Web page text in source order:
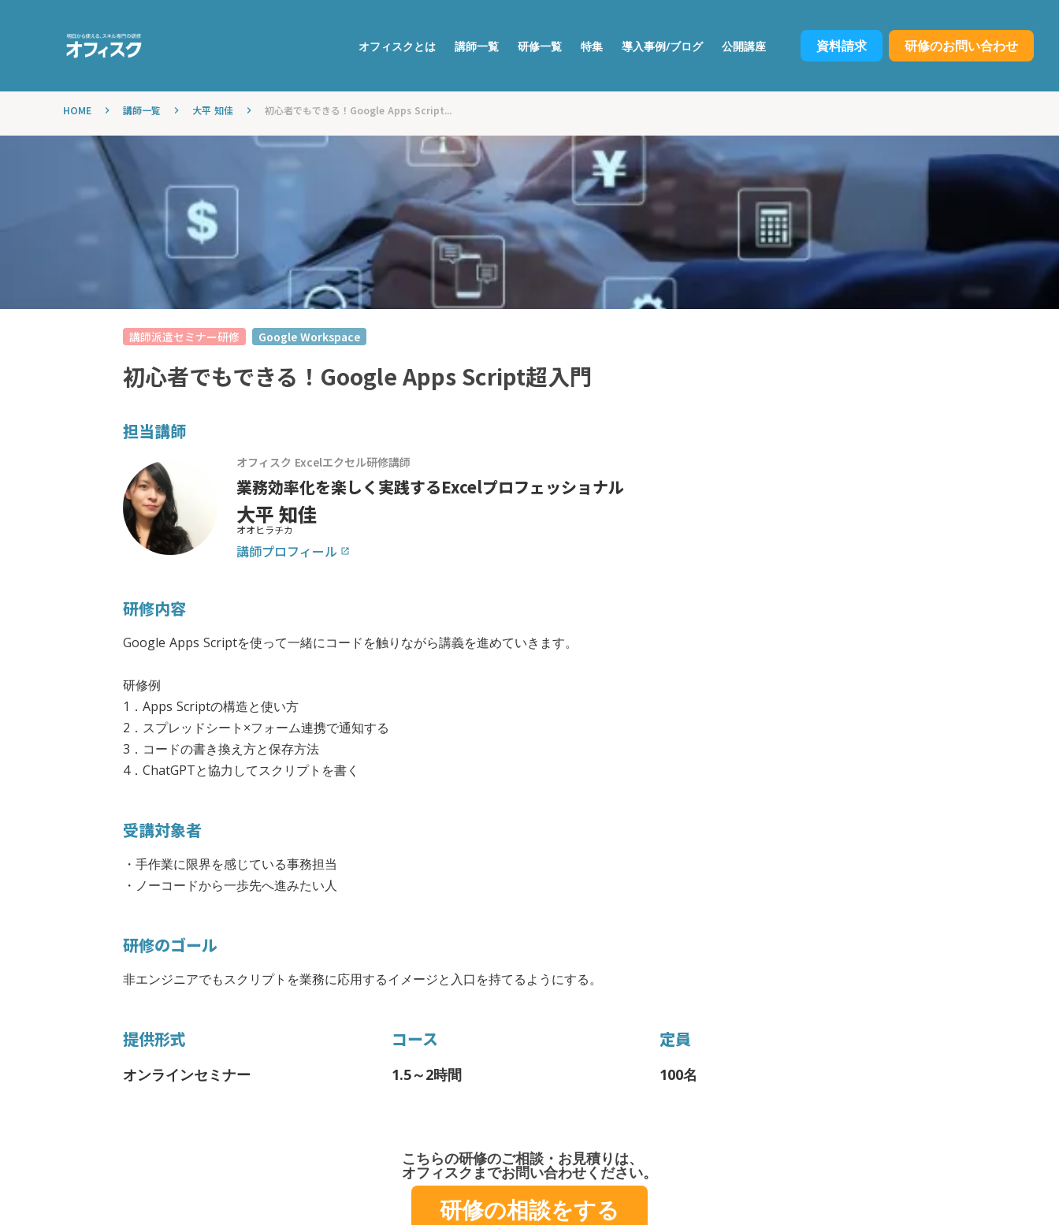
HOME keyboard_arrow_right 講師一覧 keyboard_arrow_right 大平 知佳 keyboard_arrow_right 初心者でもできる！Google Apps Script...
講師派遣セミナー研修 Google Workspace
初心者でもできる！Google Apps Script超入門
担当講師
オフィスク Excelエクセル研修講師
業務効率化を楽しく実践するExcelプロフェッショナル
大平 知佳
オオヒラチカ
講師プロフィール launch
研修内容
Google Apps Scriptを使って一緒にコードを触りながら講義を進めていきます。
研修例
1．Apps Scriptの構造と使い方
2．スプレッドシート×フォーム連携で通知する
3．コードの書き換え方と保存方法
4．ChatGPTと協力してスクリプトを書く
受講対象者
・手作業に限界を感じている事務担当
・ノーコードから一歩先へ進みたい人
研修のゴール
非エンジニアでもスクリプトを業務に応用するイメージと入口を持てるようにする。
提供形式
オンラインセミナー
コース
1.5～2時間
定員
100名
こちらの研修のご相談・お見積りは、
オフィスクまでお問い合わせください。
研修の相談をする
オフィスクとは 講師一覧 研修一覧 特集 導入事例/ブログ 公開講座 資料請求 研修のお問い合わせ